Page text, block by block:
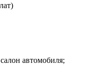
автомобиля;